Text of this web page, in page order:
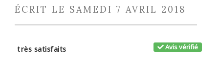
ÉCRIT LE SAMEDI 7 AVRIL 2018
Avis vérifié
très satisfaits